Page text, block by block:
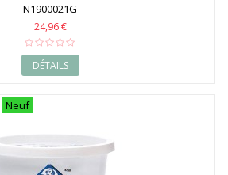
N1900021G
24,96 €
DÉTAILS
Neuf